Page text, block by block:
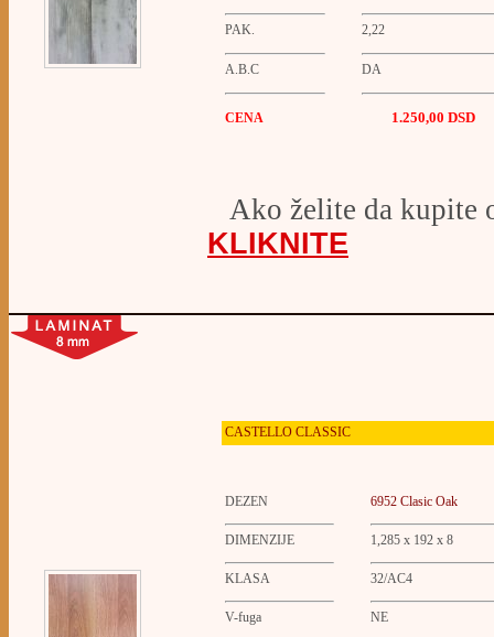
PAK. 2,22
A.B.C DA
CENA 1.250,00 DSD
Ako želite da kupite
KLIKNITE
CASTELLO CLASSIC
DEZEN 6952 Clasic Oak
DIMENZIJE 1,285 x 192 x 8
KLASA 32/AC4
V-fuga NE